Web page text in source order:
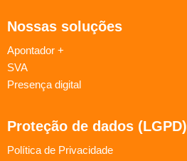
Nossas soluções
Apontador +
SVA
Presença digital
Proteção de dados (LGPD)
Política de Privacidade